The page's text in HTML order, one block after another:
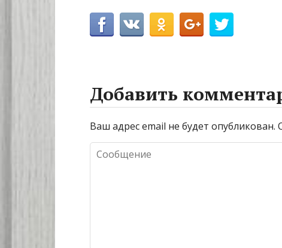
Добавить
Ваш адрес email не будет опубликован.